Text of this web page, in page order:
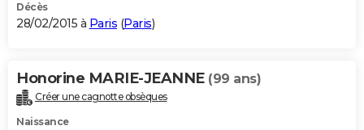
Décès
28/02/2015 à Paris (Paris)
Honorine MARIE-JEANNE (99 ans)
Créer une cagnotte obsèques
Naissance